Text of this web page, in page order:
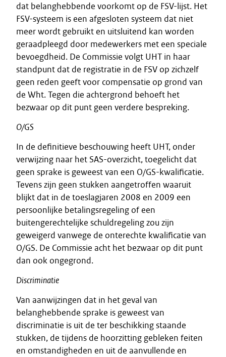
dat belanghebbende voorkomt op de FSV-lijst. Het
FSV-systeem is een afgesloten systeem dat niet
meer wordt gebruikt en uitsluitend kan worden
geraadpleegd door medewerkers met een speciale
bevoegdheid. De Commissie volgt UHT in haar
standpunt dat de registratie in de FSV op zichzelf
geen reden geeft voor compensatie op grond van
de Wht. Tegen die achtergrond behoeft het
bezwaar op dit punt geen verdere bespreking.
O/GS
In de definitieve beschouwing heeft UHT, onder
verwijzing naar het SAS-overzicht, toegelicht dat
geen sprake is geweest van een O/GS-kwalificatie.
Tevens zijn geen stukken aangetroffen waaruit
blijkt dat in de toeslagjaren 2008 en 2009 een
persoonlijke betalingsregeling of een
buitengerechtelijke schuldregeling zou zijn
geweigerd vanwege de onterechte kwalificatie van
O/GS. De Commissie acht het bezwaar op dit punt
dan ook ongegrond.
Discriminatie
Van aanwijzingen dat in het geval van
belanghebbende sprake is geweest van
discriminatie is uit de ter beschikking staande
stukken, de tijdens de hoorzitting gebleken feiten
en omstandigheden en uit de aanvullende en